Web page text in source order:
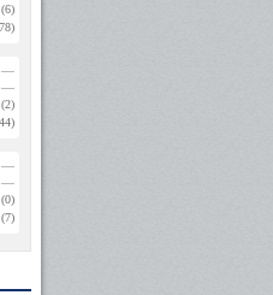
(6)
—
—
(2)
—
—
(0)
(7)